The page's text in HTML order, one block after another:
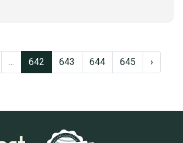
... 642 643 644 645 ›